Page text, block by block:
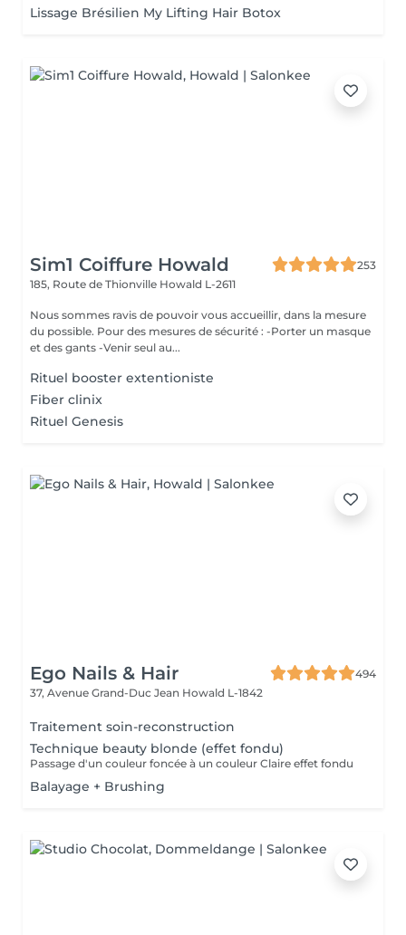
Lissage Brésilien My Lifting Hair Botox
Sim1 Coiffure Howald
253
185, Route de Thionville Howald L-2611
Nous sommes ravis de pouvoir vous accueillir, dans la mesure
du possible. Pour des mesures de sécurité : -Porter un masque
et des gants -Venir seul au...
Rituel booster extentioniste
Fiber clinix
Rituel Genesis
Ego Nails & Hair
494
37, Avenue Grand-Duc Jean Howald L-1842
Traitement soin-reconstruction
Technique beauty blonde (effet fondu)
Passage d'un couleur foncée à un couleur Claire effet fondu
Balayage + Brushing